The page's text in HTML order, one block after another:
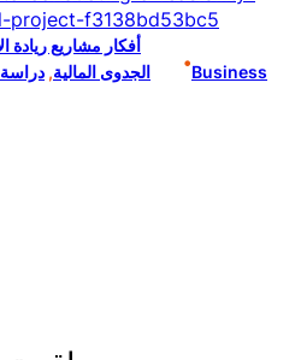
project-f3138bd53bc5
أفكار مشاريع ريادة
الجدوى المالية, دراسة •Business